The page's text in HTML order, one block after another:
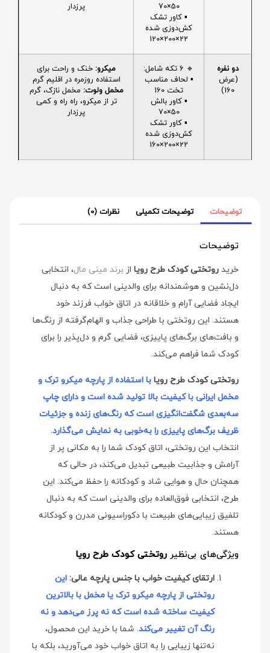
50×70
▪️ کاور تشک
کش‌دوزی شده
22×200×120
پرزدار
دو نفره
(عرض
160)
🔹 6 تکه شامل:
▪️ لحاف مناسب
تخت 160
▪️ کاور بالش
50×70
▪️ کاور تشک
کش‌دوزی شده
22×200×160
میکرو: خنک و راحت برای
استفاده روزمره در اقلیم گرم
مخمل ولوت: مخمل نازک، گرم
تر از میکرو، راه راه و کمی
پرزدار
توضیحات توضیحات تکمیلی نظرات (0)
توضیحات
خرید روتختی کودک طرح رویا از برند مینی‌ مال، انتخابی
دل‌نشین و هوشمندانه برای والدینی است که به دنبال
ایجاد فضایی آرام و خلاقانه در اتاق خواب فرزند خود
هستند. این روتختی با طراحی جذاب و الهام‌گرفته از رنگ‌ها
و بافت‌های برگ‌های پاییزی، فضایی گرم و دل‌پذیر را برای
کودک شما فراهم می‌کند.
روتختی کودک طرح رویا با استفاده از پارچه میکرو ترک و
مخمل ایرانی با کیفیت بالا تولید شده است و دارای چاپ
سه‌بعدی شگفت‌انگیزی است که رنگ‌های زنده و جزئیات
ظریف برگ‌های پاییزی را به‌خوبی به نمایش می‌گذارد.
انتخاب این روتختی، اتاق کودک شما را به مکانی پر از
آرامش و جذابیت طبیعی تبدیل می‌کند، در حالی که
همچنان حال و هوایی شاد و کودکانه را حفظ می‌کند. این
طرح، انتخابی فوق‌العاده برای والدینی است که به دنبال
تلفیق زیبایی‌های طبیعت با دکوراسیونی مدرن و کودکانه
هستند.
ویژگی‌های بی‌نظیر روتختی کودک طرح رویا
ارتقای کیفیت خواب با جنس پارچه عالی: این
روتختی از پارچه میکرو ترک یا مخمل با بالاترین
کیفیت ساخته شده است که نه پرز می‌دهد و نه
رنگ آن تغییر می‌کند. شما با خرید این محصول،
نه‌تنها زیبایی را به اتاق خواب خود می‌آورید، بلکه با